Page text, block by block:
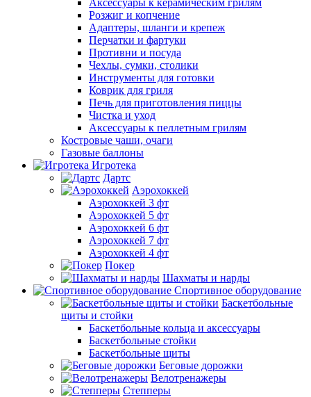
Розжиг и копчение
Адаптеры, шланги и крепеж
Перчатки и фартуки
Противни и посуда
Чехлы, сумки, столики
Инструменты для готовки
Коврик для гриля
Печь для приготовления пиццы
Чистка и уход
Аксессуары к пеллетным грилям
Костровые чаши, очаги
Газовые баллоны
Игротека
Дартс
Аэрохоккей
Аэрохоккей 3 фт
Аэрохоккей 5 фт
Аэрохоккей 6 фт
Аэрохоккей 7 фт
Аэрохоккей 4 фт
Покер
Шахматы и нарды
Спортивное оборудование
Баскетбольные
щиты и стойки
Баскетбольные кольца и аксессуары
Баскетбольные стойки
Баскетбольные щиты
Беговые дорожки
Велотренажеры
Степперы